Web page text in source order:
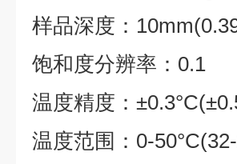
样品深度：
饱和度分辨率：0.1
温度精度：
温度范围：0-